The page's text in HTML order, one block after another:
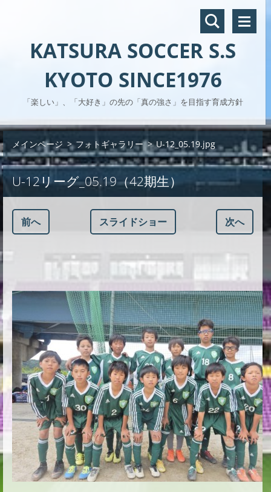
KATSURA SOCCER S.S
KYOTO SINCE1976
「楽しい」、「大好き」の先の「真の強さ」を目指す育成方針
メインページ > フォトギャラリー > U-12_05.19.jpg
U-12リーグ_05.19（42期生）
前へ スライドショー 次へ